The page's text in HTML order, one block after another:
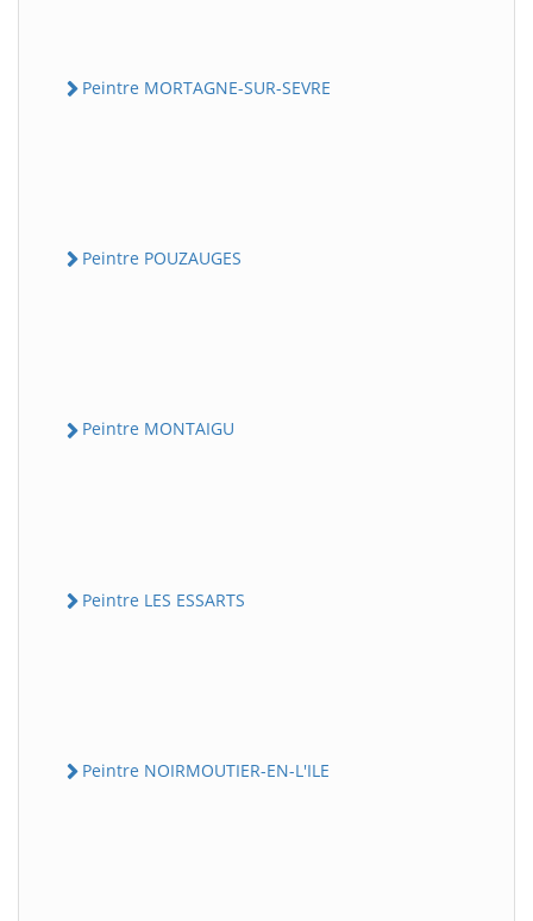
Peintre MORTAGNE-SUR-SEVRE
Peintre POUZAUGES
Peintre MONTAIGU
Peintre LES ESSARTS
Peintre NOIRMOUTIER-EN-L'ILE